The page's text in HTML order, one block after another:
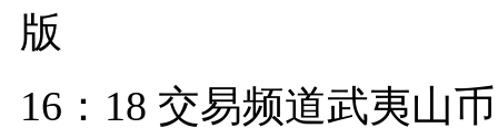
版
16：18 交易频道武夷山